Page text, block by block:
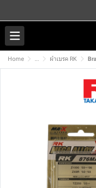
Home ... ผ้าเบรค RK